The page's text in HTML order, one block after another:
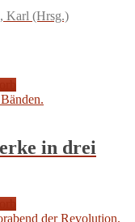
Karl (Hrsg.)
in drei